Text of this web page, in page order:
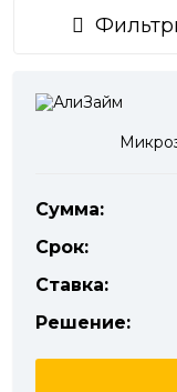
Сумма:
Срок:
Ставка:
Решение: